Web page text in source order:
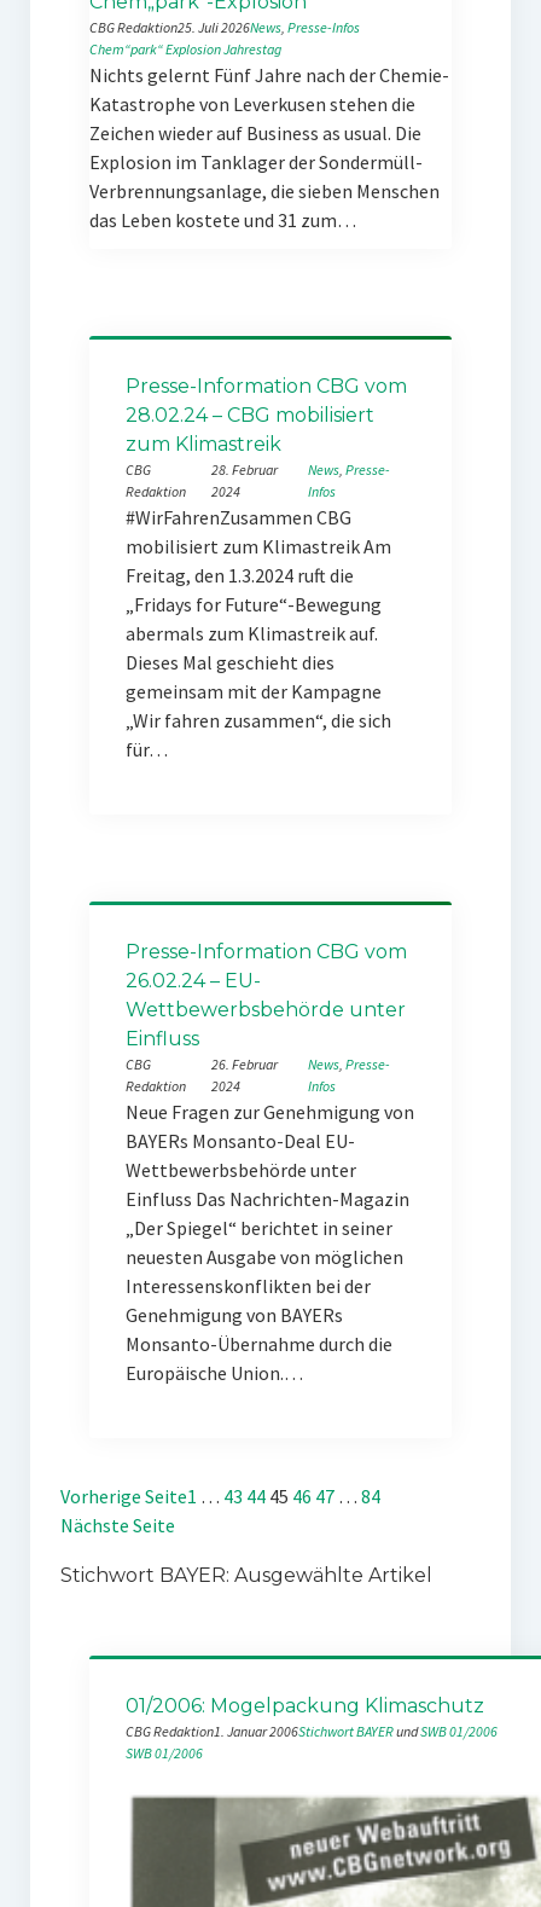
CBG Redaktion25. Juli 2026News, Presse-Infos
Chem“park“ExplosionJahrestag
Nichts gelernt Fünf Jahre nach der Chemie-
Katastrophe von Leverkusen stehen die
Zeichen wieder auf Business as usual. Die
Explosion im Tanklager der Sondermüll-
Verbrennungsanlage, die sieben Menschen
das Leben kostete und 31 zum…
Presse-Information CBG vom
28.02.24 – CBG mobilisiert
zum Klimastreik
CBG
Redaktion
28. Februar
2024
News, Presse-
Infos
#WirFahrenZusammen CBG
mobilisiert zum Klimastreik Am
Freitag, den 1.3.2024 ruft die
„Fridays for Future“-Bewegung
abermals zum Klimastreik auf.
Dieses Mal geschieht dies
gemeinsam mit der Kampagne
„Wir fahren zusammen“, die sich
für…
Presse-Information CBG vom
26.02.24 – EU-
Wettbewerbsbehörde unter
Einfluss
CBG
Redaktion
26. Februar
2024
News, Presse-
Infos
Neue Fragen zur Genehmigung von
BAYERs Monsanto-Deal EU-
Wettbewerbsbehörde unter
Einfluss Das Nachrichten-Magazin
„Der Spiegel“ berichtet in seiner
neuesten Ausgabe von möglichen
Interessenskonflikten bei der
Genehmigung von BAYERs
Monsanto-Übernahme durch die
Europäische Union.…
Vorherige Seite1 … 43 44 45 46 47 … 84
Nächste Seite
Stichwort BAYER: Ausgewählte Artikel
01/2006: Mogelpackung Klimaschutz
CBG Redaktion1. Januar 2006Stichwort BAYER und SWB 01/2006
SWB 01/2006